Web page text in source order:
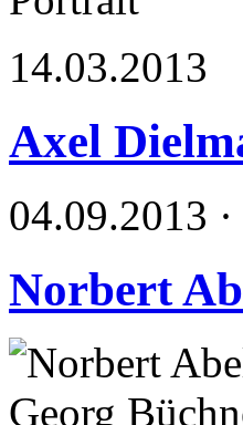
14.03.2013
Axel
04.09.2013
Norbert